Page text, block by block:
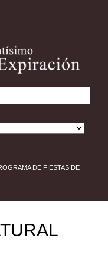
DE FIESTAS DE